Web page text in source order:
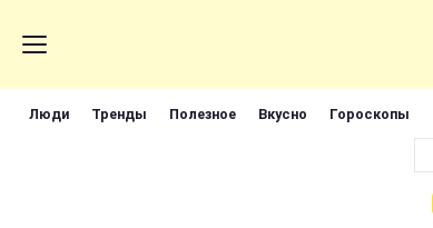
Люди Тренды Полезное Вкусно Гороскопы